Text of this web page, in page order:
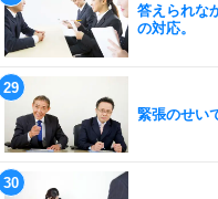
答えられな
の対応。
緊張のせい